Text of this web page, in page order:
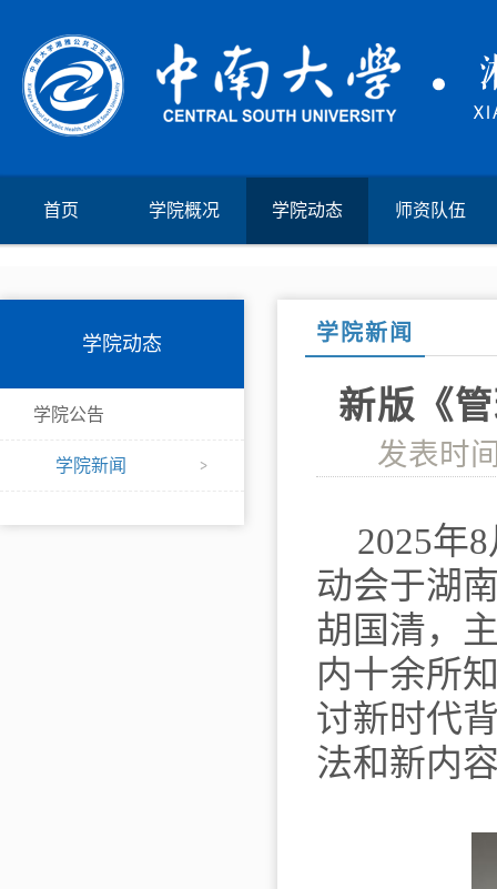
首页 学院概况 学院动态 师资队伍
学院动态
学院公告
学院新闻
学院新闻
新版《
发表时
2025年8
动会于湖
胡国清，
内十余所
讨新时代
法和新内